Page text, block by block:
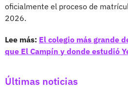
oficialmente el proceso de
2026.
Lee más: El colegio más grande
que El Campín y donde estudió
Últimas noticias